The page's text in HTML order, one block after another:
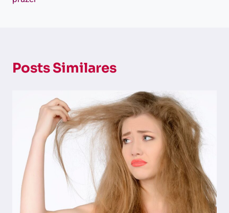
Posts Similares